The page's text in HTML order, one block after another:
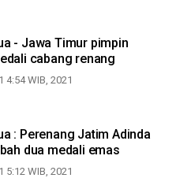
- Jawa Timur pimpin
cabang renang
4:54 WIB, 2021
: Perenang Jatim Adinda
dua medali emas
5:12 WIB, 2021